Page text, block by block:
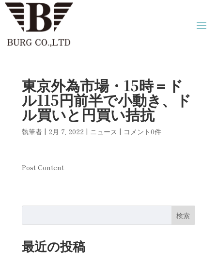
東京外為市場・15時＝ド
ル115円前半で小動き、ド
ル買いと円買い拮抗
執筆者 | 2月 7, 2022 | ニュース | コメント0件
Post Content
検索
最近の投稿